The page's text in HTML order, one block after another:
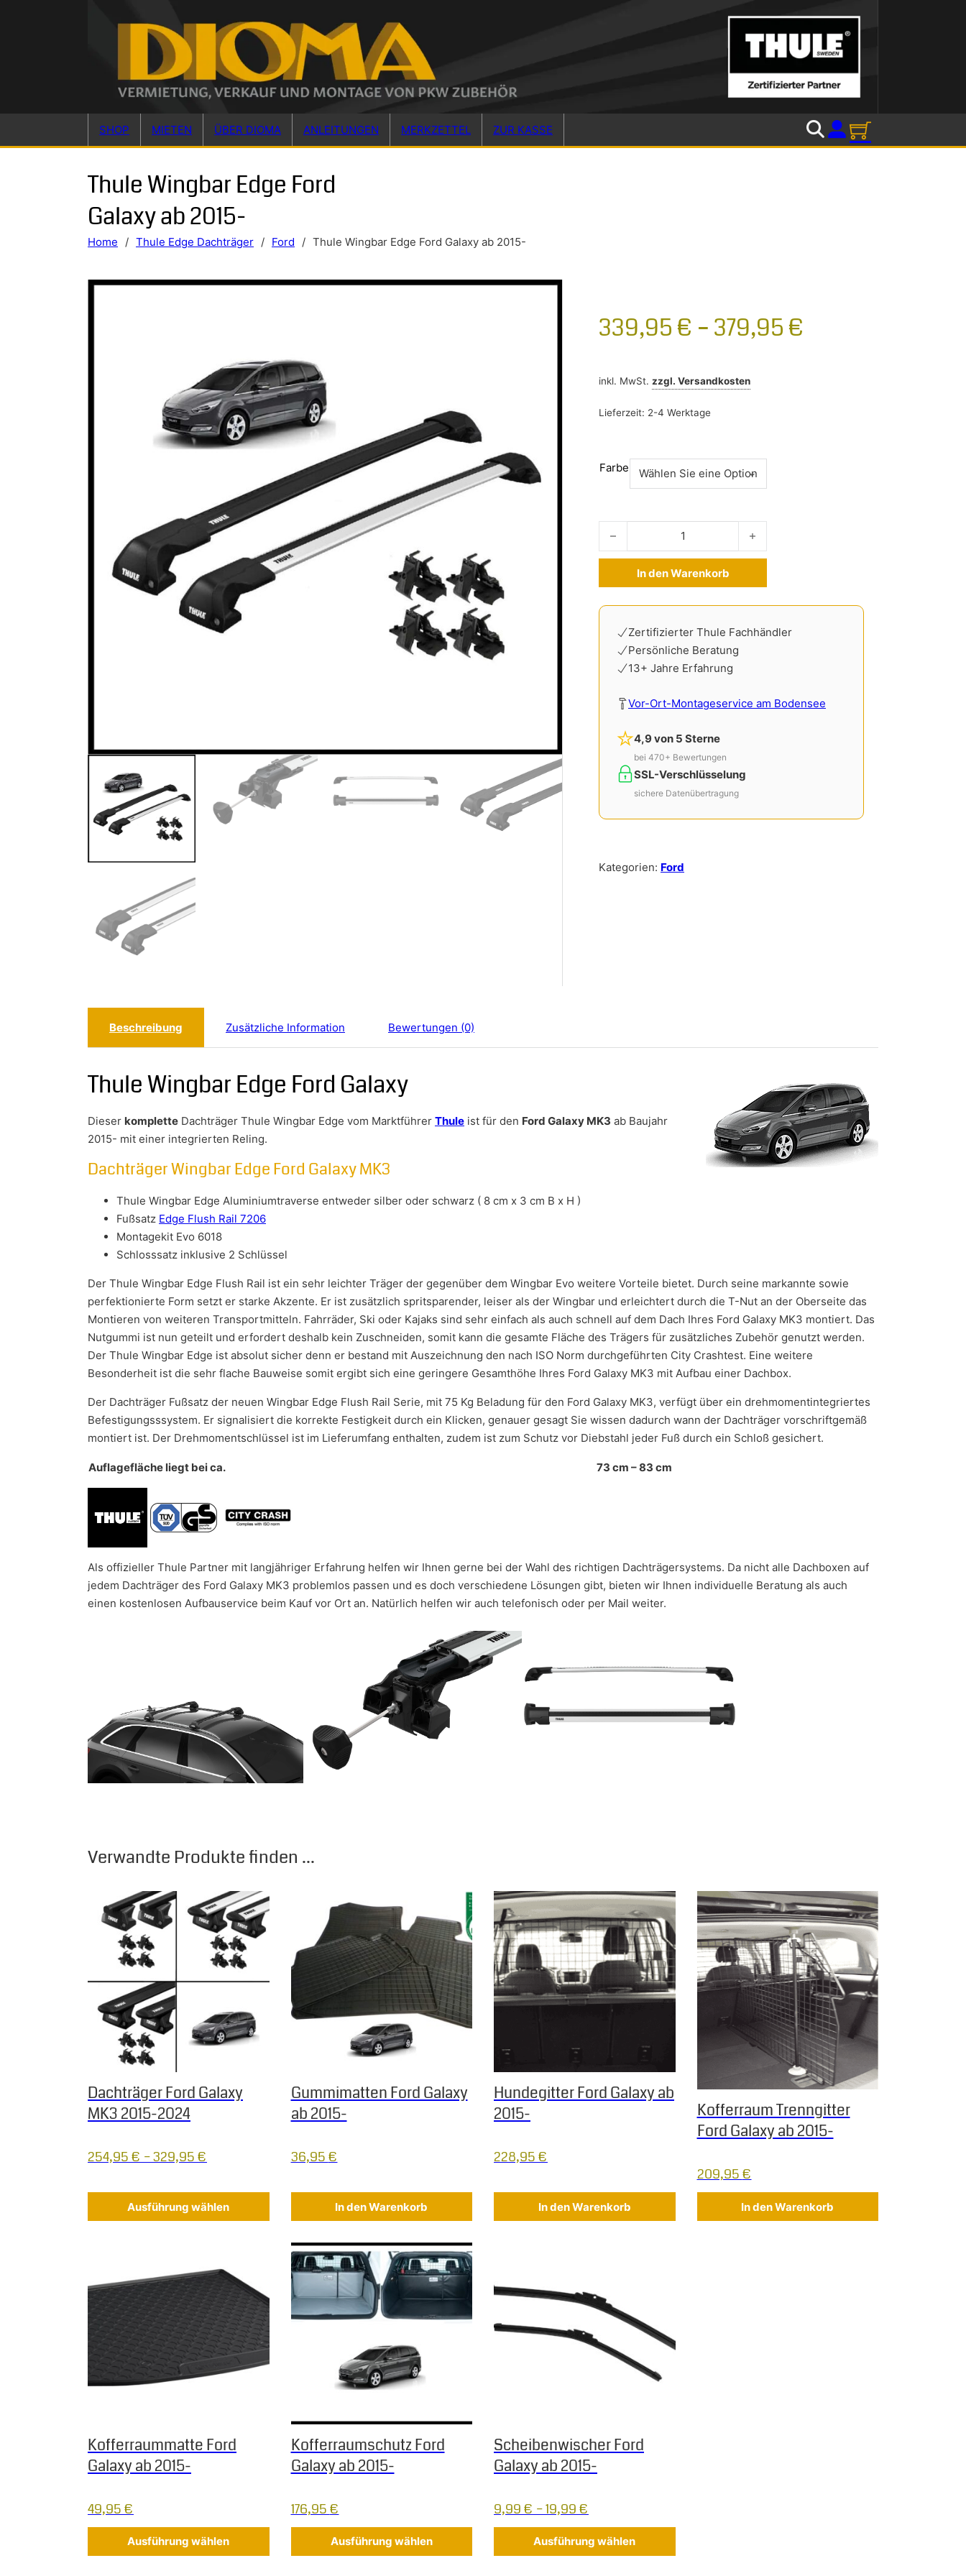
SHOP MIETEN ÜBER DIOMA ANLEITUNGEN MERKZETTEL ZUR KASSE
Thule Wingbar Edge Ford
Galaxy ab 2015-
Home / Thule Edge Dachträger / Ford / Thule Wingbar Edge Ford Galaxy ab 2015-
339,95 € – 379,95 €
inkl. MwSt. zzgl. Versandkosten
Lieferzeit: 2-4 Werktage
Farbe
Thule Wingbar Edge Ford Galaxy ab 2015- Menge
In den Warenkorb
Zertifizierter Thule Fachhändler
Persönliche Beratung
13+ Jahre Erfahrung
Vor-Ort-Montageservice am Bodensee
4,9 von 5 Sterne
bei 470+ Bewertungen
SSL-Verschlüsselung
sichere Datenübertragung
Kategorien: Ford
Beschreibung Zusätzliche Information Bewertungen (0)
Thule Wingbar Edge Ford Galaxy
Dieser komplette Dachträger Thule Wingbar Edge vom Marktführer Thule ist für den Ford Galaxy MK3 ab Baujahr
2015- mit einer integrierten Reling.
Dachträger Wingbar Edge Ford Galaxy MK3
Thule Wingbar Edge Aluminiumtraverse entweder silber oder schwarz ( 8 cm x 3 cm B x H )
Fußsatz Edge Flush Rail 7206
Montagekit Evo 6018
Schlosssatz inklusive 2 Schlüssel
Der Thule Wingbar Edge Flush Rail ist ein sehr leichter Träger der gegenüber dem Wingbar Evo weitere Vorteile bietet. Durch seine markannte sowie
perfektionierte Form setzt er starke Akzente. Er ist zusätzlich spritsparender, leiser als der Wingbar und erleichtert durch die T-Nut an der Oberseite das
Montieren von weiteren Transportmitteln. Fahrräder, Ski oder Kajaks sind sehr einfach als auch schnell auf dem Dach Ihres Ford Galaxy MK3 montiert. Das
Nutgummi ist nun geteilt und erfordert deshalb kein Zuschneiden, somit kann die gesamte Fläche des Trägers für zusätzliches Zubehör genutzt werden.
Der Thule Wingbar Edge ist absolut sicher denn er bestand mit Auszeichnung den nach ISO Norm durchgeführten City Crashtest. Eine weitere
Besonderheit ist die sehr flache Bauweise somit ergibt sich eine geringere Gesamthöhe Ihres Ford Galaxy MK3 mit Aufbau einer Dachbox.
Der Dachträger Fußsatz der neuen Wingbar Edge Flush Rail Serie, mit 75 Kg Beladung für den Ford Galaxy MK3, verfügt über ein drehmomentintegriertes
Befestigungsssystem. Er signalisiert die korrekte Festigkeit durch ein Klicken, genauer gesagt Sie wissen dadurch wann der Dachträger vorschriftgemäß
montiert ist. Der Drehmomentschlüssel ist im Lieferumfang enthalten, zudem ist zum Schutz vor Diebstahl jeder Fuß durch ein Schloß gesichert.
Auflagefläche liegt bei ca. 73 cm – 83 cm
Als offizieller Thule Partner mit langjähriger Erfahrung helfen wir Ihnen gerne bei der Wahl des richtigen Dachträgersystems. Da nicht alle Dachboxen auf
jedem Dachträger des Ford Galaxy MK3 problemlos passen und es doch verschiedene Lösungen gibt, bieten wir Ihnen individuelle Beratung als auch
einen kostenlosen Aufbauservice beim Kauf vor Ort an. Natürlich helfen wir auch telefonisch oder per Mail weiter.
Verwandte Produkte finden ...
Dachträger Ford Galaxy
MK3 2015-2024
254,95€ –329,95€
Ausführung wählen
Dieses Produkt weist mehrere Varianten auf. Die Optionen können auf der Produktseite gewählt werden
Gummimatten Ford Galaxy
ab 2015-
36,95€
In den Warenkorb
Hundegitter Ford Galaxy ab
2015-
228,95€
In den Warenkorb
Kofferraum Trenngitter
Ford Galaxy ab 2015-
209,95€
In den Warenkorb
Kofferraummatte Ford
Galaxy ab 2015-
49,95€
Ausführung wählen
Dieses Produkt weist mehrere Varianten auf. Die Optionen können auf der Produktseite gewählt werden
Kofferraumschutz Ford
Galaxy ab 2015-
176,95€
Ausführung wählen
Dieses Produkt weist mehrere Varianten auf. Die Optionen können auf der Produktseite gewählt werden
Scheibenwischer Ford
Galaxy ab 2015-
9,99€ –19,99€
Ausführung wählen